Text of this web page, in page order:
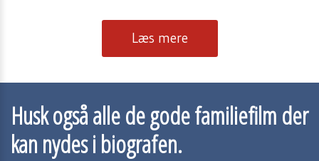
Læs mere
Husk også alle de gode familiefilm der
kan nydes i biografen.